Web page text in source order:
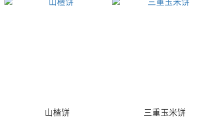
山楂饼 三重玉米饼